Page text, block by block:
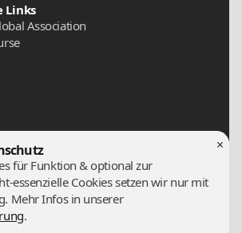
Links
Association
×
für Funktion & optional zur
essenzielle Cookies setzen wir nur mit
Mehr Infos in unserer
.